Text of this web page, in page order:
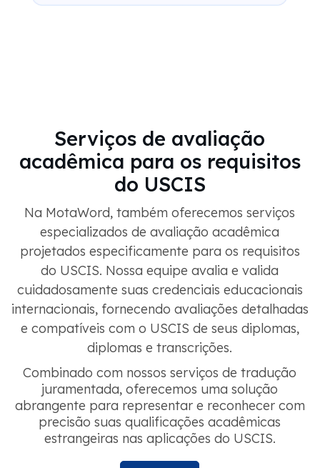
Serviços de avaliação
acadêmica para os requisitos
do USCIS
Na MotaWord, também oferecemos serviços
especializados de avaliação acadêmica
projetados especificamente para os requisitos
do USCIS. Nossa equipe avalia e valida
cuidadosamente suas credenciais educacionais
internacionais, fornecendo avaliações detalhadas
e compatíveis com o USCIS de seus diplomas,
diplomas e transcrições.
Combinado com nossos serviços de tradução
juramentada, oferecemos uma solução
abrangente para representar e reconhecer com
precisão suas qualificações acadêmicas
estrangeiras nas aplicações do USCIS.